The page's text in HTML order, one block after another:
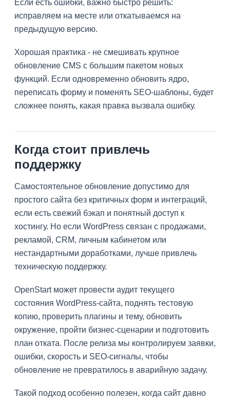
Если есть ошибки, важно быстро решить:
исправляем на месте или откатываемся на
предыдущую версию.
Хорошая практика - не смешивать крупное
обновление CMS с большим пакетом новых
функций. Если одновременно обновить ядро,
переписать форму и поменять SEO-шаблоны, будет
сложнее понять, какая правка вызвала ошибку.
Когда стоит привлечь
поддержку
Самостоятельное обновление допустимо для
простого сайта без критичных форм и интеграций,
если есть свежий бэкап и понятный доступ к
хостингу. Но если WordPress связан с продажами,
рекламой, CRM, личным кабинетом или
нестандартными доработками, лучше привлечь
техническую поддержку.
OpenStart может провести аудит текущего
состояния WordPress-сайта, поднять тестовую
копию, проверить плагины и тему, обновить
окружение, пройти бизнес-сценарии и подготовить
план отката. После релиза мы контролируем заявки,
ошибки, скорость и SEO-сигналы, чтобы
обновление не превратилось в аварийную задачу.
Такой подход особенно полезен, когда сайт давно